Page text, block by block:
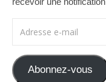
Abonnez-vous